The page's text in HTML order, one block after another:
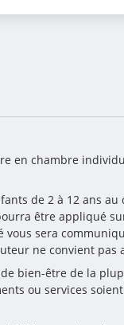
en chambre
de 2 à 12 ans
être appliqué
sera
ne convient pas
bien-être de la
ou services